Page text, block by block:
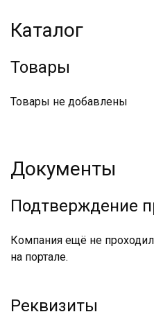
Каталог
Товары
Товары не добавлены
Документы
Подтверждение
Компания ещё не
на портале.
Реквизиты